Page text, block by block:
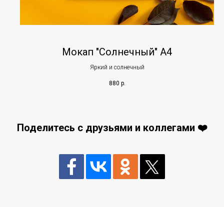
Мокап "Солнечный" А4
Яркий и солнечный
880 р.
Поделитесь с друзьями и коллегами ❤️